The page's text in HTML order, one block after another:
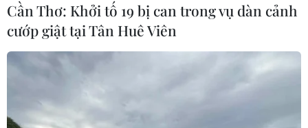
Cần Thơ: Khởi tố 19 bị can trong vụ dàn cảnh
cướp giật tại Tân Huê Viên